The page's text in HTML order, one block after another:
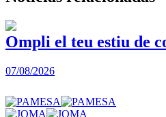
Ompli el teu estiu de
07/08/2026